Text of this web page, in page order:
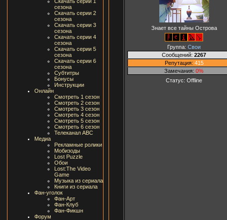
сезона
Скачать серии 2
сезона
Скачать серии 3
сезона
Скачать серии 4
сезона
Скачать серии 5
сезона
Скачать серии 6
сезона
Субтитры
Бонусы
Инструкции
Онлайн
Смотреть 1 сезон
Смотреть 2 сезон
Смотреть 3 сезон
Смотреть 4 сезон
Смотреть 5 сезон
Смотреть 6 сезон
Телеканал ABC
Медиа
Рекламные ролики
Мобизоды
Lost Puzzle
Обои
Lost:The Video
Game
Музыка из сериала
Книги из сериала
Фан-уголок
Фан-Арт
Фан-Клуб
Фан-Фикшн
Форум
Знает все тайны Острова
Группа: Свои
Сообщений: 2267
Репутация: 415
Замечания: 0%
Статус: Offline